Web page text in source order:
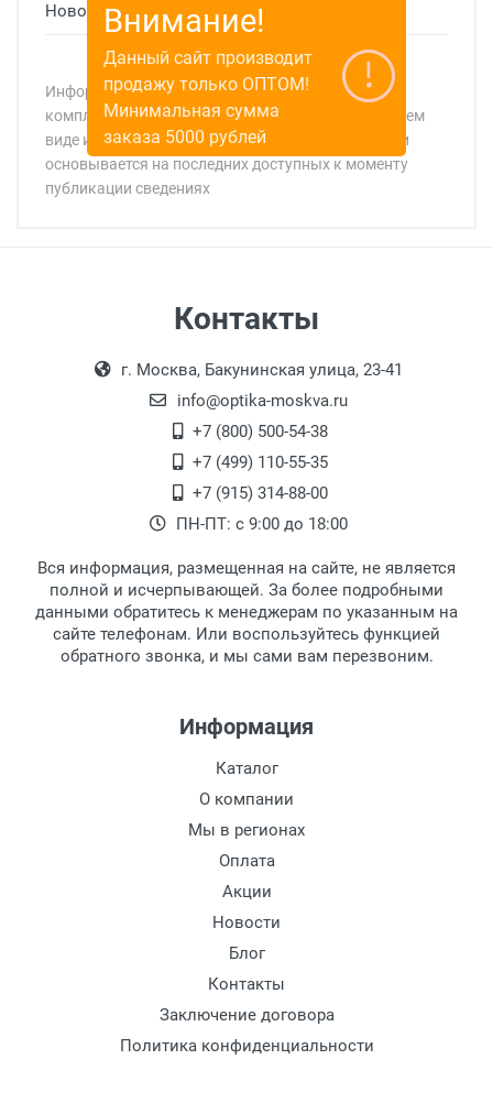
Новое поступление
Информация о технических характеристиках,
комплекте поставки, стране изготовления, внешнем
виде и цвете товара носит справочный характер и
основывается на последних доступных к моменту
публикации сведениях
Самовывоз.
Оплата товара производится
наличными непосредственно на пункте
выдачи товара.
Перечисление средств на расчетный счет.
18:00, по субботам с 11:00 до 15:00, в
офисе по адресу: г. Москва,
Переведеновский переулок 17, корпус 1,
второй этаж, тел. +7 (499) 110-55-35.
После того, как заказ поступает в пункт
выдачи, наш менеджер связывается с
клиентом и оповещает о поступлении
товара.
Для получения товара при себе
обязательно иметь паспорт.
Заказ необходимо забрать в течение 3
рабочих дней с момента поступления на
дополнительных расходов за хранение
Доставляем товар по Москве компанией
Сдэк до ближайшего к вам пункта
Доставка транспортными компаниями по
Данный способ доставки осуществляется
преимущественно по России.
Мы сотрудничаем с различными
Контакты
г. Москва, Бакунинская улица, 23-41
info@optika-moskva.ru
+7 (800) 500-54-38
+7 (499) 110-55-35
+7 (915) 314-88-00
ПН-ПТ: с 9:00 до 18:00
Вся информация, размещенная на сайте, не является
полной и исчерпывающей. За более подробными
данными обратитесь к менеджерам по указанным на
сайте телефонам. Или воспользуйтесь функцией
обратного звонка, и мы сами вам перезвоним.
Информация
Каталог
О компании
Мы в регионах
Оплата
Акции
Новости
Блог
Контакты
Заключение договора
Политика конфиденциальности
Внимание!
Данный сайт производит
продажу только ОПТОМ!
Минимальная сумма
заказа 5000 рублей